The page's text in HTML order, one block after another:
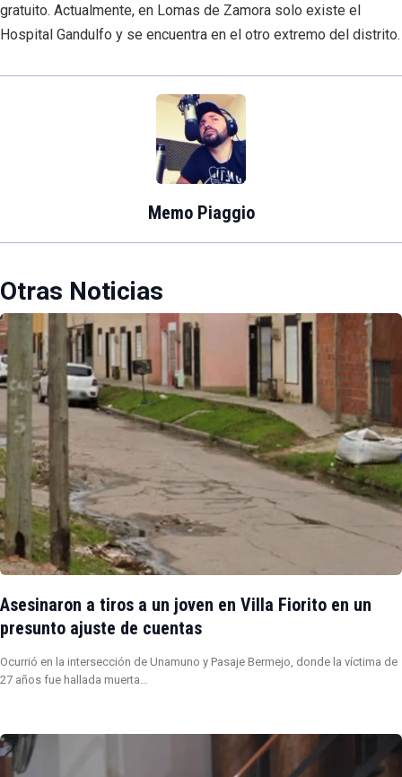
gratuito. Actualmente, en Lomas de Zamora solo existe el
Hospital Gandulfo y se encuentra en el otro extremo del distrito.
Memo Piaggio
Otras Noticias
Asesinaron a tiros a un joven en Villa Fiorito en un
presunto ajuste de cuentas
Ocurrió en la intersección de Unamuno y Pasaje Bermejo, donde la víctima de
27 años fue hallada muerta…